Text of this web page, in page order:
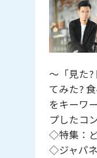
～「見た?
てみた? 食
をキーワ
プしたコ
◇特集：
◇ジャパ